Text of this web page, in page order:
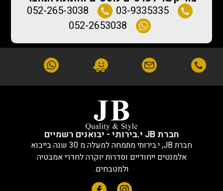
03-9335335
052-265-3038
052-2653038
חברת JB י.בירותי - יבואנים רשמיים
חברת JB, י.בירותי מתמחה למעלה מ 30 שנה בייבוא
אלמנטים ייחודיים וסדרות יוקרה לחדרי אמבטיה
ולמטבחים.